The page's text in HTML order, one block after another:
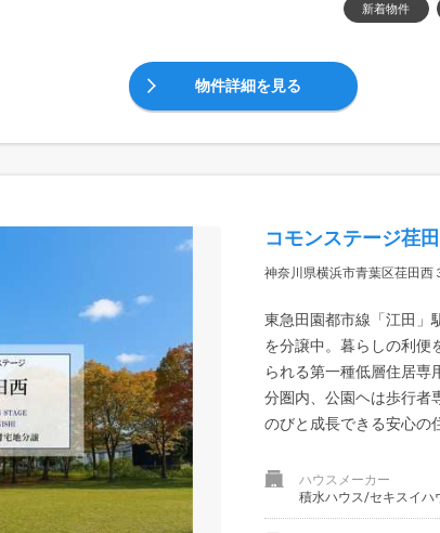
新着物件
物件詳細を見る
コモンステージ荏
神奈川県横浜市青葉区荏田西
東急田園都市線「江田」
を分譲中。暮らしの利便
られる第一種低層住居専
分圏内、公園ヘは歩行者
のびと成長できる安心の
ハウスメーカー
積水ハウス/セキスイハ